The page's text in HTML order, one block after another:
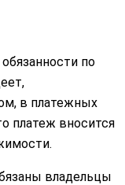
по
в платежных
платеж вносится
владельцы